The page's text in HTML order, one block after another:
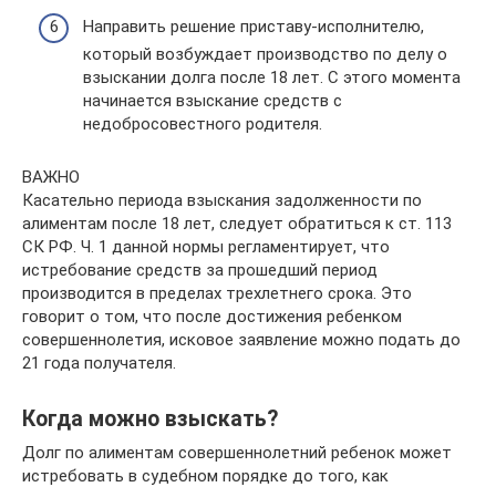
Направить решение приставу-исполнителю,
который возбуждает производство по делу о
взыскании долга после 18 лет. С этого момента
начинается взыскание средств с
недобросовестного родителя.
ВАЖНО
Касательно периода взыскания задолженности по
алиментам после 18 лет, следует обратиться к ст. 113
СК РФ. Ч. 1 данной нормы регламентирует, что
истребование средств за прошедший период
производится в пределах трехлетнего срока. Это
говорит о том, что после достижения ребенком
совершеннолетия, исковое заявление можно подать до
21 года получателя.
Когда можно взыскать?
Долг по алиментам совершеннолетний ребенок может
истребовать в судебном порядке до того, как